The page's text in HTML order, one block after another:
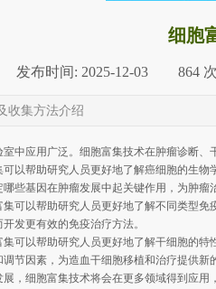
细胞
发布时间: 2025-12-03 864
收集方法介绍
中应用广泛。细胞富集技术在肿瘤诊断
以帮助研究人员更好地了解癌细胞的生
些基因在肿瘤发展中起关键作用，为肿瘤
可以帮助研究人员更好地了解不同类型
发更有效的免疫治疗方法。
可以帮助研究人员更好地了解干细胞的
节因素，为造血干细胞移植和治疗提供新
，细胞富集技术将会在更多领域得到应用